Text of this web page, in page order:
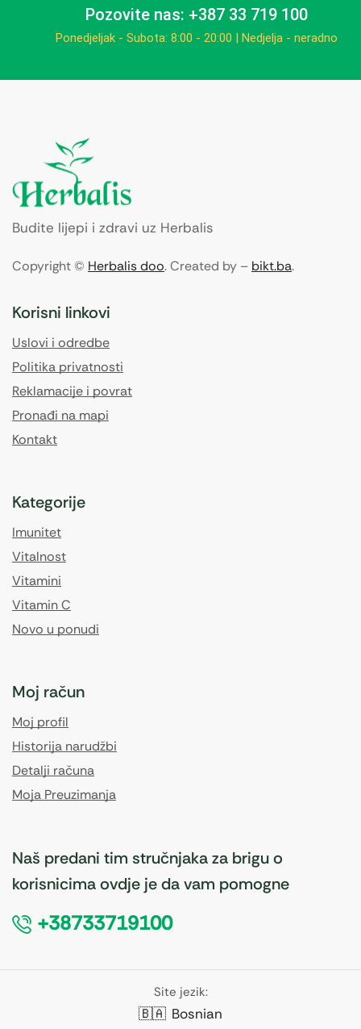
Pozovite nas: +387 33 719 100
Ponedjeljak - Subota: 8:00 - 20:00 | Nedjelja - neradno
Budite lijepi i zdravi uz Herbalis
Copyright © Herbalis doo. Created by – bikt.ba.
Korisni linkovi
Uslovi i odredbe
Politika privatnosti
Reklamacije i povrat
Pronađi na mapi
Kontakt
Kategorije
Imunitet
Vitalnost
Vitamini
Vitamin C
Novo u ponudi
Moj račun
Moj profil
Historija narudžbi
Detalji računa
Moja Preuzimanja
Naš predani tim stručnjaka za brigu o
korisnicima ovdje je da vam pomogne
+38733719100
Site jezik:
🇧🇦 Bosnian